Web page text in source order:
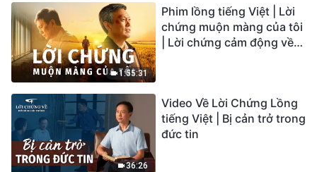
1:55:31
Phim lồng tiếng Việt | Lời
chứng muộn màng của tôi
| Lời chứng cảm động về
36:26
Video Về Lời Chứng Lồng
tiếng Việt | Bị cản trở trong
đức tin